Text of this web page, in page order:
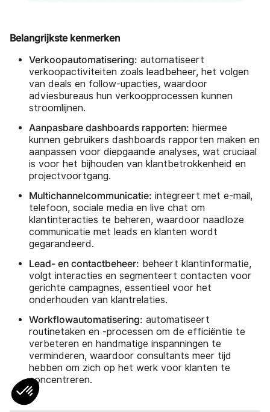
Belangrijkste kenmerken
Verkoopautomatisering: automatiseert
verkoopactiviteiten zoals leadbeheer, het volgen
van deals en follow-upacties, waardoor
adviesbureaus hun verkoopprocessen kunnen
stroomlijnen.
Aanpasbare dashboards rapporten: hiermee
kunnen gebruikers dashboards rapporten maken en
aanpassen voor diepgaande analyses, wat cruciaal
is voor het bijhouden van klantbetrokkenheid en
projectvoortgang.
Multichannelcommunicatie: integreert met e-mail,
telefoon, sociale media en live chat om
klantinteracties te beheren, waardoor naadloze
communicatie met leads en klanten wordt
gegarandeerd.
Lead- en contactbeheer: beheert klantinformatie,
volgt interacties en segmenteert contacten voor
gerichte campagnes, essentieel voor het
onderhouden van klantrelaties.
Workflowautomatisering: automatiseert
routinetaken en -processen om de efficiëntie te
verbeteren en handmatige inspanningen te
verminderen, waardoor consultants meer tijd
hebben om zich op het werk voor klanten te
concentreren.